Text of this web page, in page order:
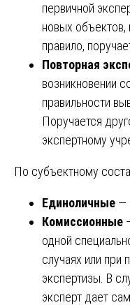
первичной
новых
правило,
Повторная
возникновении
правильности
Поручается
экспертному
По субъектному
Единоличные —
Комиссионные
одной
случаях или при
экспертизы. В
эксперт дает